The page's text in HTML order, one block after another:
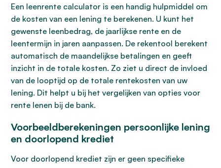
Een leenrente calculator is een handig hulpmiddel om
de kosten van een lening te berekenen. U kunt het
gewenste leenbedrag, de jaarlijkse rente en de
leentermijn in jaren aanpassen. De rekentool berekent
automatisch de maandelijkse betalingen en geeft
inzicht in de totale kosten. Zo ziet u direct de invloed
van de looptijd op de totale rentekosten van uw
lening. Dit helpt u bij het vergelijken van opties voor
rente lenen bij de bank.
Voorbeeldberekeningen persoonlijke lening
en doorlopend krediet
Voor doorlopend krediet zijn er geen specifieke